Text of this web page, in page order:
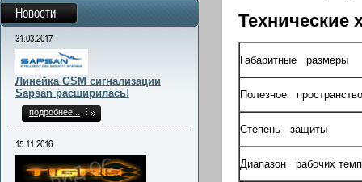
Технические
Габаритные размеры
Полезное пространство
Степень защиты
Диапазон рабочих
Новости
31.03.2017
Линейка GSM сигнализации
Sapsan расширилась!
подробнее...
15.11.2016